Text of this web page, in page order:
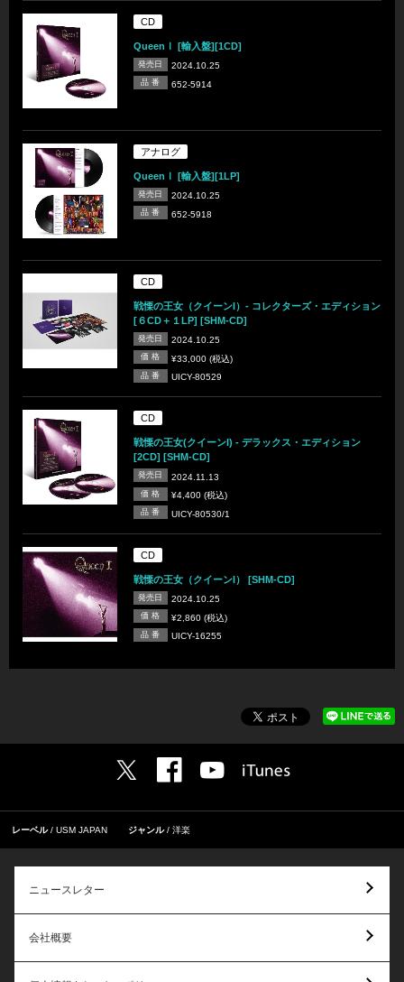
CD
QueenⅠ [輸入盤][1CD]
発売日 2024.10.25
品 番 652-5914
アナログ
QueenⅠ [輸入盤][1LP]
発売日 2024.10.25
品 番 652-5918
CD
戦慄の王女（クイーンI）- コレクターズ・エディション
[６CD＋１LP] [SHM-CD]
発売日 2024.10.25
価 格 ¥33,000 (税込)
品 番 UICY-80529
CD
戦慄の王女(クイーンI) - デラックス・エディション
[2CD] [SHM-CD]
発売日 2024.11.13
価 格 ¥4,400 (税込)
品 番 UICY-80530/1
CD
戦慄の王女（クイーンI） [SHM-CD]
発売日 2024.10.25
価 格 ¥2,860 (税込)
品 番 UICY-16255
レーベル USM JAPAN ジャンル 洋楽
ニュースレター
会社概要